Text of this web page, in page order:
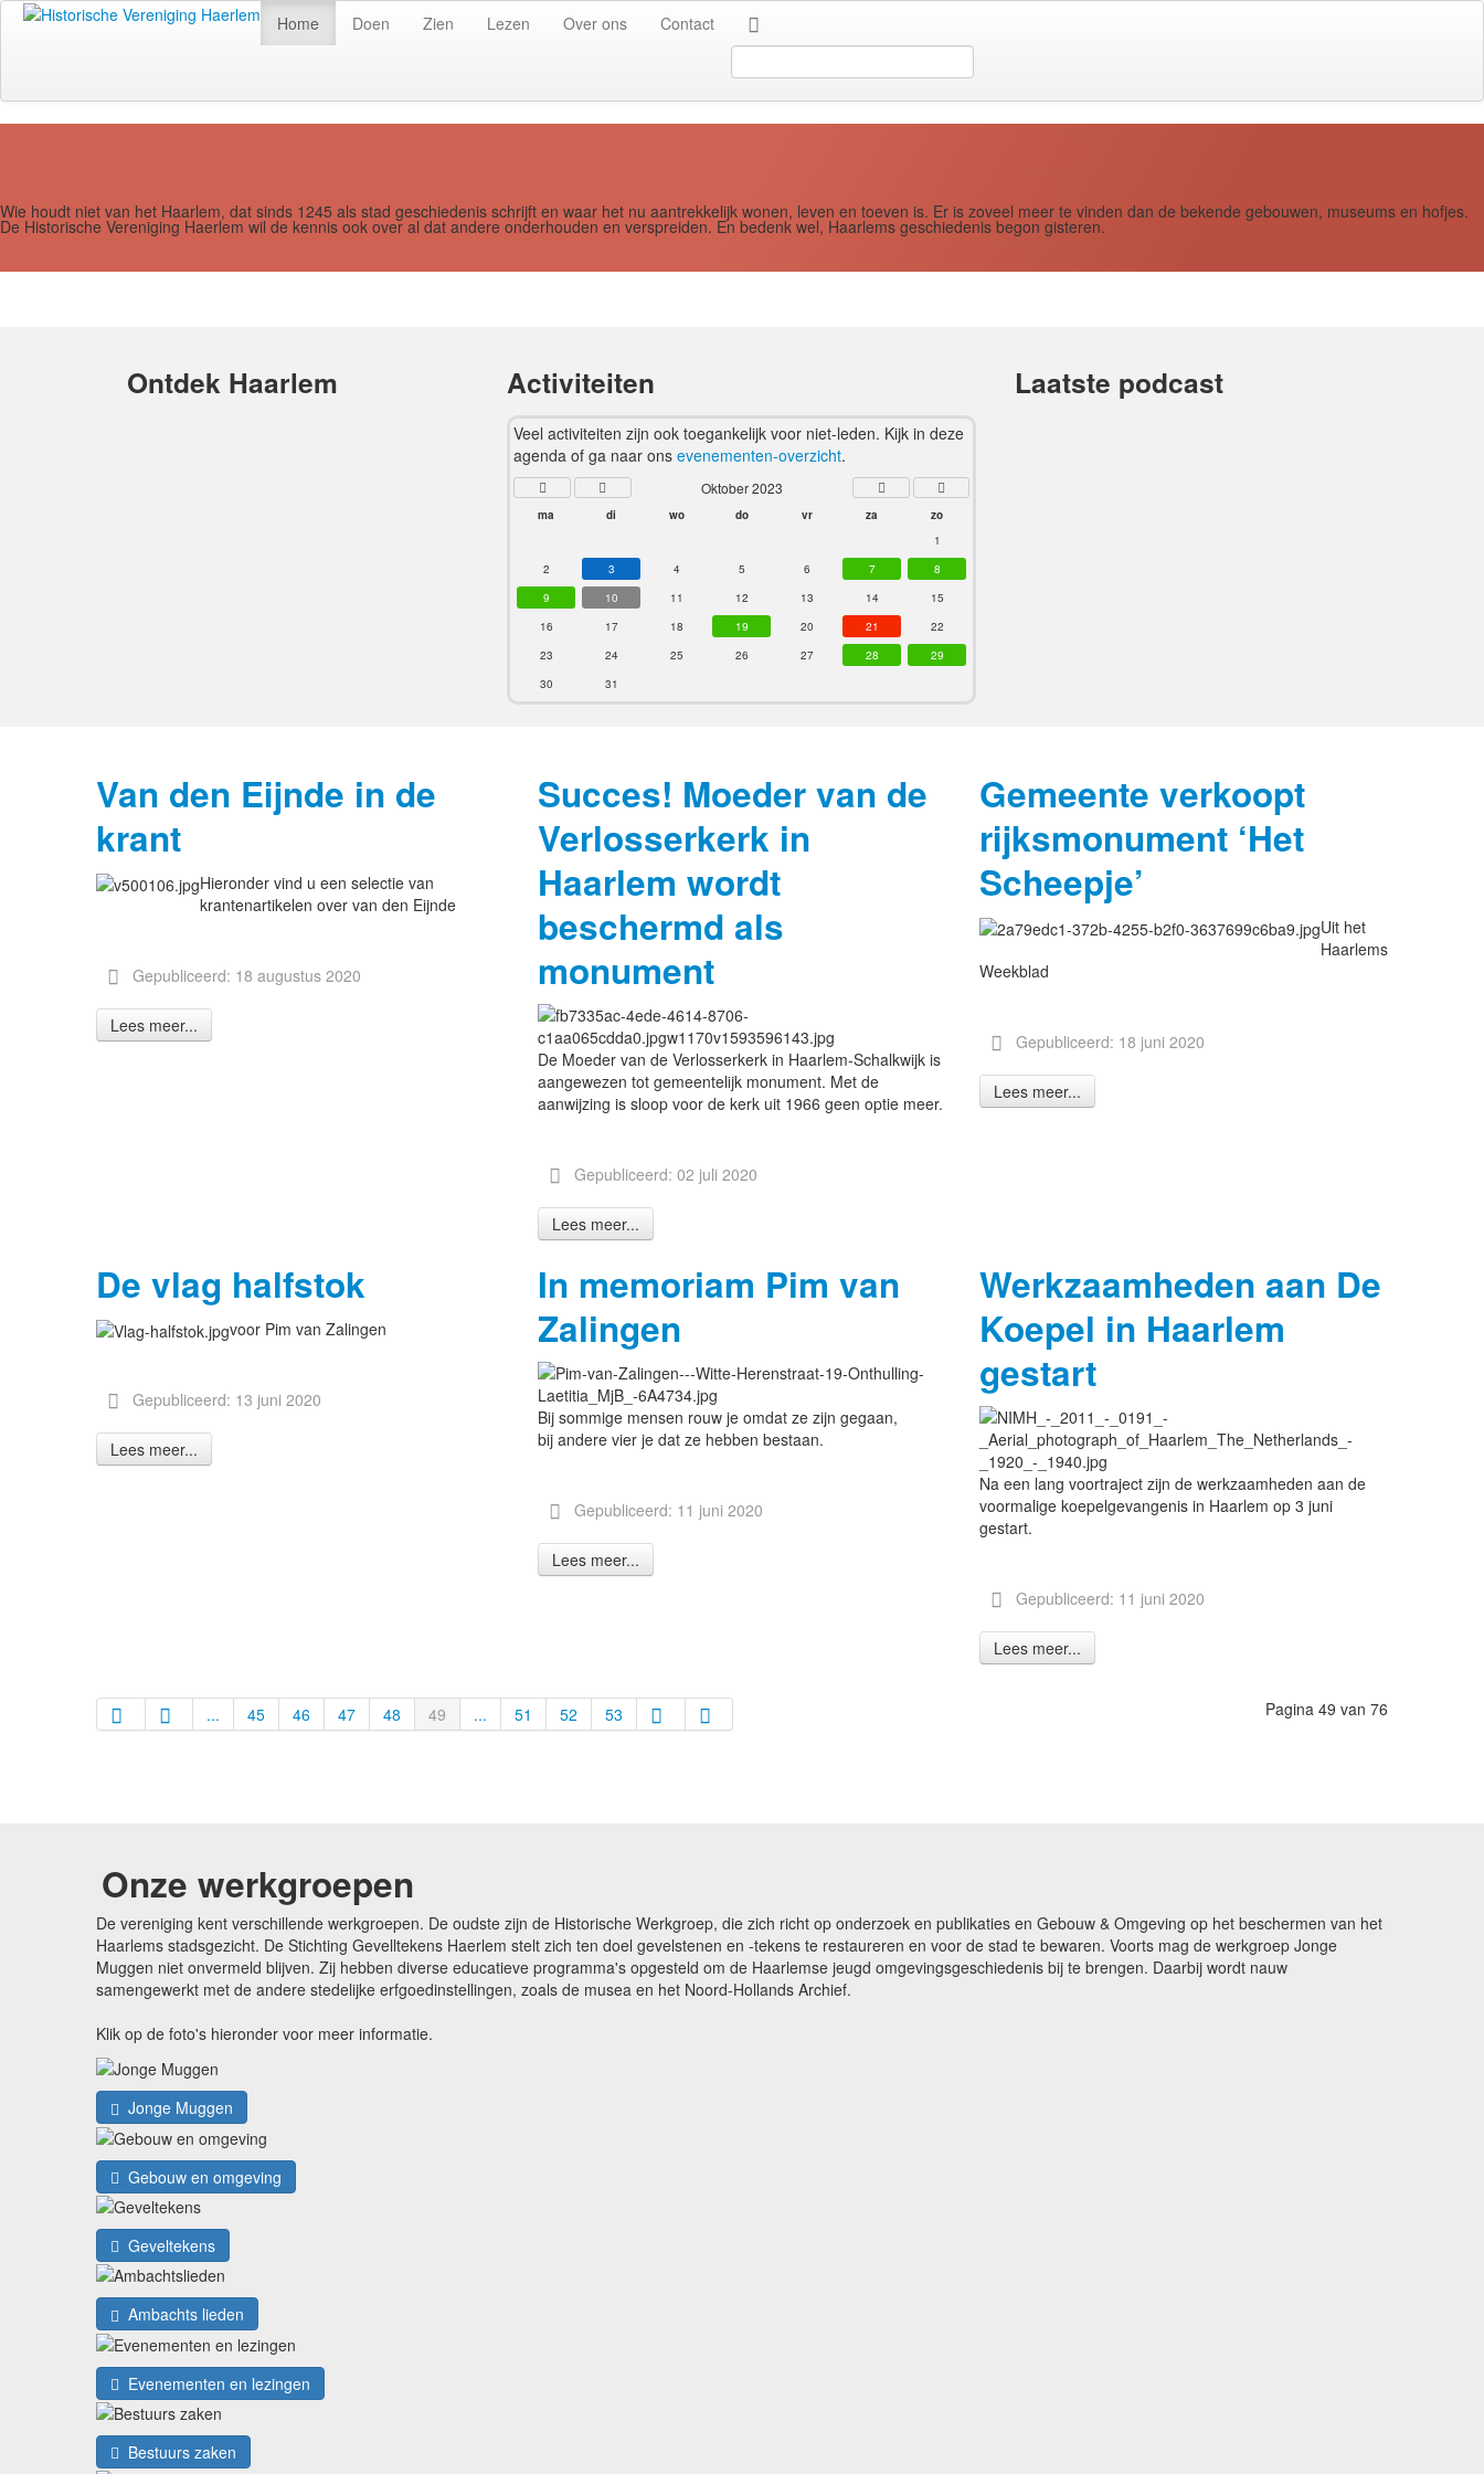
Home Doen Zien Lezen Over ons
Contact
...
Wie houdt niet van het Haarlem, dat sinds 1245 als stad geschiedenis schrijft en waar het nu aantrekkelijk wonen, leven en toeven is. Er is zoveel meer te vinden dan de bekende gebouwen, museums en hofjes.
De Historische Vereniging Haerlem wil de kennis ook over al dat andere onderhouden en verspreiden. En bedenk wel, Haarlems geschiedenis begon gisteren.
Ontdek Haarlem Activiteiten
Veel activiteiten zijn ook toegankelijk voor niet-leden. Kijk in deze
agenda of ga naar onsevenementen-overzicht.
Oktober 2023
ma di wo do vr za
zo
1
2
3 4 5 6 7
8
9
10 11 12 13 14
15
16
17 18 19 20 21
22
23
24 25 26 27 28
29
30
31
Laatste podcast
Van den Eijnde in de
krant
Hieronder vind u een selectie van
krantenartikelen over van den Eijnde
Gepubliceerd: 18 augustus 2020
Lees meer...
Succes! Moeder van de
Verlosserkerk in
Haarlem wordt
beschermd als
monument
De Moeder van de Verlosserkerk in Haarlem-Schalkwijk is
aangewezen tot gemeentelijk monument. Met de
aanwijzing is sloop voor de kerk uit 1966 geen optie meer.
Gepubliceerd: 02 juli 2020
Lees meer...
Gemeente verkoopt
rijksmonument ‘Het
Scheepje’
Uit het
Haarlems
Weekblad
Gepubliceerd: 18 juni 2020
Lees meer...
De vlag halfstok
voor Pim van Zalingen
Gepubliceerd: 13 juni 2020
Lees meer...
In memoriam Pim van
Zalingen
Bij sommige mensen rouw je omdat ze zijn gegaan,
bij andere vier je dat ze hebben bestaan.
Gepubliceerd: 11 juni 2020
Lees meer...
Werkzaamheden aan De
Koepel in Haarlem
gestart
Na een lang voortraject zijn de werkzaamheden aan de
voormalige koepelgevangenis in Haarlem op 3 juni
gestart.
Gepubliceerd: 11 juni 2020
Lees meer...
Pagina 49 van 76
... 45 46 47 48 49 ... 51 52 53
Onze werkgroepen
De vereniging kent verschillende werkgroepen. De oudste zijn de Historische Werkgroep, die zich richt op onderzoek en publikaties en Gebouw & Omgeving op het beschermen van het
Haarlems stadsgezicht. De Stichting Gevelltekens Haerlem stelt zich ten doel gevelstenen en -tekens te restaureren en voor de stad te bewaren. Voorts mag de werkgroep Jonge
Muggen niet onvermeld blijven. Zij hebben diverse educatieve programma's opgesteld om de Haarlemse jeugd omgevingsgeschiedenis bij te brengen. Daarbij wordt nauw
samengewerkt met de andere stedelijke erfgoedinstellingen, zoals de musea en het Noord-Hollands Archief.
Klik op de foto's hieronder voor meer informatie.
Jonge Muggen
Gebouw en omgeving
Geveltekens
Ambachts lieden
Evenementen en lezingen
Bestuurs zaken